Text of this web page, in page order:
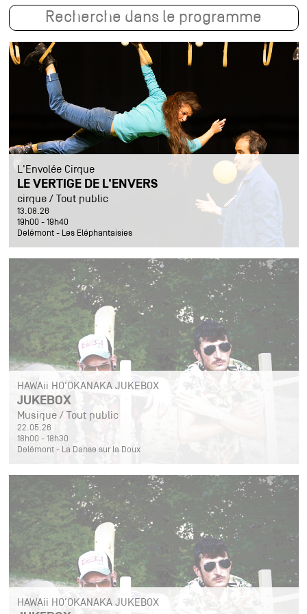
L'Envolée Cirque
LE VERTIGE DE L'ENVERS
cirque / Tout public
13.08.26
19h00 - 19h40
Delémont - Les Eléphantaisies
HAWAii HO'OKANAKA JUKEBOX
JUKEBOX
Musique / Tout public
22.05.26
18h00 - 18h30
Delémont - La Danse sur la Doux
HAWAii HO'OKANAKA JUKEBOX